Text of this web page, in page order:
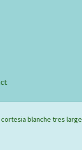
blanche tres large